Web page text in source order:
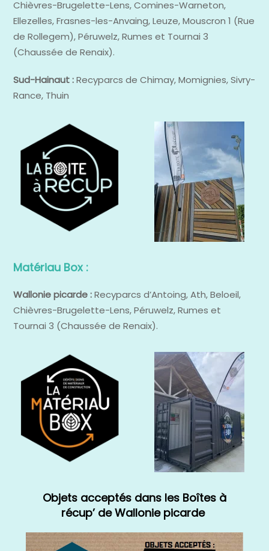
Chièvres-Brugelette-Lens, Comines-Warneton,
Ellezelles, Frasnes-les-Anvaing, Leuze, Mouscron 1 (Rue
de Rollegem), Péruwelz, Rumes et Tournai 3
(Chaussée de Renaix).
Sud-Hainaut :Recyparcs de Chimay, Momignies, Sivry-
Rance, Thuin
Matériau Box :
Wallonie picarde :Recyparcs d’Antoing, Ath, Beloeil,
Chièvres-Brugelette-Lens, Péruwelz, Rumes et
Tournai 3 (Chaussée de Renaix).
Objets acceptés dans les Boîtes à
récup’ de Wallonie picarde